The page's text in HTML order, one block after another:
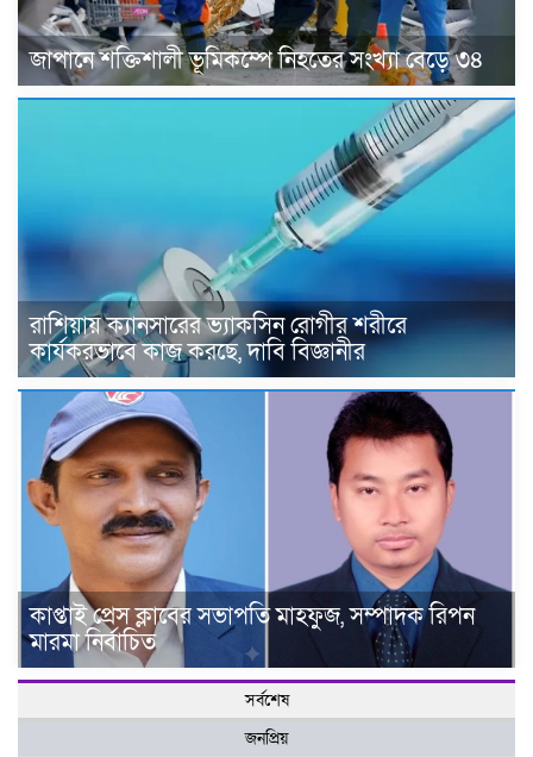
জাপানে শক্তিশালী ভূমিকম্পে নিহতের সংখ্যা বেড়ে ৩৪
রাশিয়ায় ক্যানসারের ভ্যাকসিন রোগীর শরীরে
কার্যকরভাবে কাজ করছে, দাবি বিজ্ঞানীর
কাপ্তাই প্রেস ক্লাবের সভাপতি মাহফুজ, সম্পাদক রিপন
মারমা নির্বাচিত
সর্বশেষ
জনপ্রিয়